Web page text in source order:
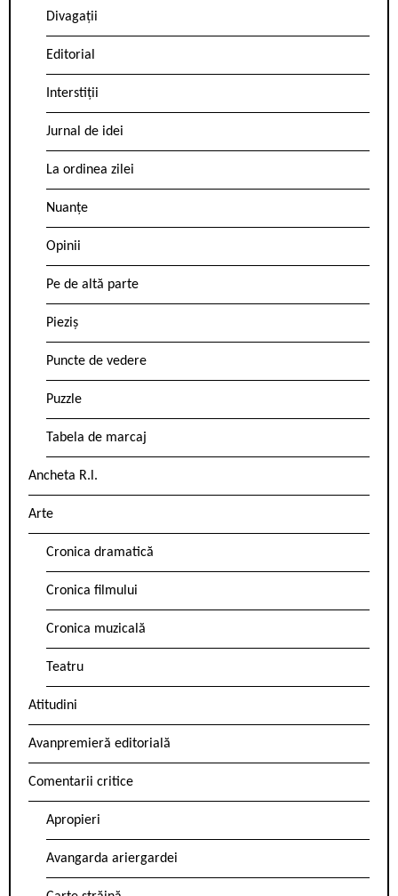
Divagații
Editorial
Interstiții
Jurnal de idei
La ordinea zilei
Nuanțe
Opinii
Pe de altă parte
Pieziș
Puncte de vedere
Puzzle
Tabela de marcaj
Ancheta R.l.
Arte
Cronica dramatică
Cronica filmului
Cronica muzicală
Teatru
Atitudini
Avanpremieră editorială
Comentarii critice
Apropieri
Avangarda ariergardei